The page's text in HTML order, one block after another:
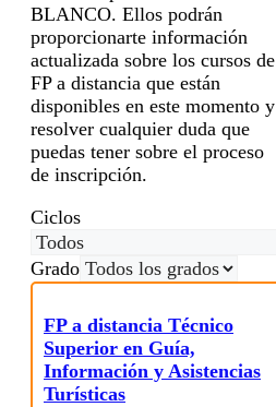
BLANCO. Ellos podrán
proporcionarte información
actualizada sobre los cursos de
FP a distancia que están
disponibles en este momento y
resolver cualquier duda que
puedas tener sobre el proceso
de inscripción.
Ciclos
Grado
FP a distancia Técnico
Superior en Guía,
Información y Asistencias
Turísticas